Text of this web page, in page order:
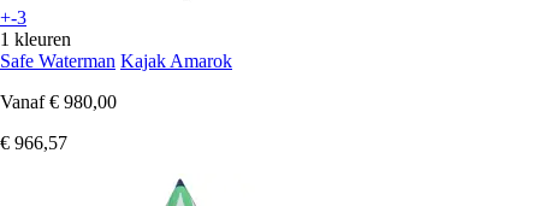
+-3
1 kleuren
Safe Waterman Kajak Amarok
Vanaf € 980,00
€ 966,57